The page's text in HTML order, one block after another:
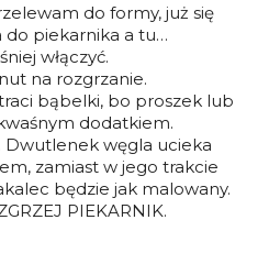
do formy, już się
do piekarnika a tu…
włączyć.
na rozgrzanie.
bąbelki, bo proszek lub
dodatkiem.
Dwutlenek węgla ucieka
zamiast w jego trakcie
będzie jak malowany.
PIEKARNIK.